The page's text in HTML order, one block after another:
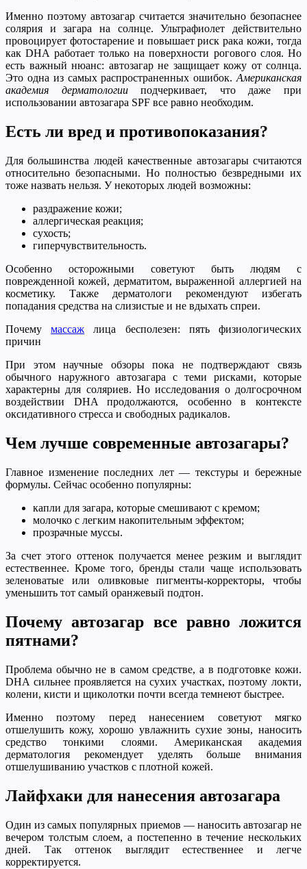
Именно поэтому автозагар считается значительно безопаснее
солярия и загара на солнце. Ультрафиолет действительно
провоцирует фотостарение и повышает риск рака кожи, тогда
как DHA работает только на поверхности рогового слоя. Но
есть важный нюанс: автозагар не защищает кожу от солнца.
Это одна из самых распространенных ошибок.Американская
академия дерматологииподчеркивает, что даже при
использовании автозагара SPF все равно необходим.
Есть ли вред и противопоказания?
Для большинства людей качественные автозагары считаются
относительно безопасными. Но полностью безвредными их
тоже назвать нельзя. У некоторых людей возможны:
раздражение кожи;
аллергическая реакция;
сухость;
гиперчувствительность.
Особенно осторожными советуют быть людям с
поврежденной кожей, дерматитом, выраженной аллергией на
косметику. Также дерматологи рекомендуют избегать
попадания средства на слизистые и не вдыхать спреи.
Почемумассаж лица бесполезен: пять физиологических
причин
При этом научные обзоры пока не подтверждают связь
обычного наружного автозагара с теми рисками, которые
характерны для соляриев. Но исследования о долгосрочном
воздействии DHA продолжаются, особенно в контексте
оксидативного стресса и свободных радикалов.
Чем лучше современные автозагары?
Главное изменение последних лет — текстуры и бережные
формулы. Сейчас особенно популярны:
капли для загара, которые смешивают с кремом;
молочко с легким накопительным эффектом;
прозрачные муссы.
За счет этого оттенок получается менее резким и выглядит
естественнее. Кроме того, бренды стали чаще использовать
зеленоватые или оливковые пигменты-корректоры, чтобы
уменьшить тот самый оранжевый подтон.
Почему автозагар все равно ложится
пятнами?
Проблема обычно не в самом средстве, а в подготовке кожи.
DHA сильнее проявляется на сухих участках, поэтому локти,
колени, кисти и щиколотки почти всегда темнеют быстрее.
Именно поэтому перед нанесением советуют мягко
отшелушить кожу, хорошо увлажнить сухие зоны, наносить
средство тонкими слоями. Американская академия
дерматология рекомендует уделять больше внимания
отшелушиванию участков с плотной кожей.
Лайфхаки для нанесения автозагара
Один из самых популярных приемов — наносить автозагар не
вечером толстым слоем, а постепенно в течение нескольких
дней. Так оттенок выглядит естественнее и легче
корректируется.